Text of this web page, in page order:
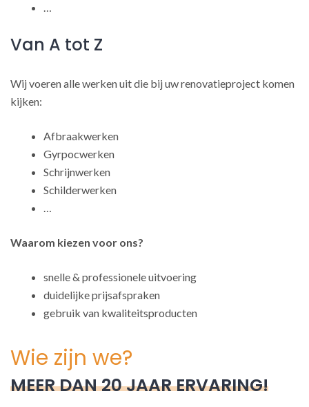
…
Van A tot Z
Wij voeren alle werken uit die bij uw renovatieproject komen
kijken:
Afbraakwerken
Gyrpocwerken
Schrijnwerken
Schilderwerken
…
Waarom kiezen voor ons?
snelle & professionele uitvoering
duidelijke prijsafspraken
gebruik van kwaliteitsproducten
Wie zijn we?
MEER DAN 20 JAAR ERVARING!